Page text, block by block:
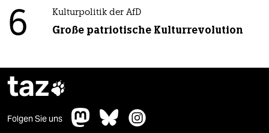
6 Kulturpolitik der AfD
Große patriotische Kulturrevolution
taz
Folgen Sie uns